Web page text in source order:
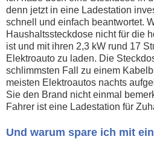
denn jetzt in eine Ladestation
schnell und einfach beantwortet.
Haushaltssteckdose nicht für die
ist und mit ihren 2,3 kW rund 17
Elektroauto zu laden. Die
schlimmsten Fall zu einem
meisten Elektroautos nachts
Sie den Brand nicht einmal
Fahrer ist eine Ladestation für
Und warum spare ich mit